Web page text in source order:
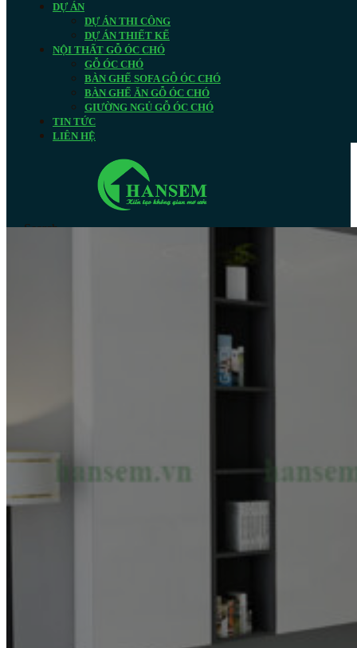
DỰ ÁN
DỰ ÁN THI CÔNG
DỰ ÁN THIẾT KẾ
NỘI THẤT GỖ ÓC CHÓ
GỖ ÓC CHÓ
BÀN GHẾ SOFA GỖ ÓC CHÓ
BÀN GHẾ ĂN GỖ ÓC CHÓ
GIƯỜNG NGỦ GỖ ÓC CHÓ
TIN TỨC
LIÊN HỆ
Search
Anh Vũ Tại Hồng Lĩnh Hà
Dự Án
Dự Án Thiết Kế Nội Thất
Thiết Kế Nội Thất Nhà 2 Tầng Anh